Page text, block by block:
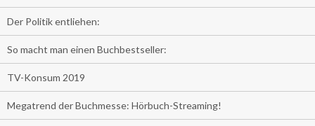
Der Politik entliehen:
So macht man einen Buchbestseller:
TV-Konsum 2019
Megatrend der Buchmesse: Hörbuch-Streaming!